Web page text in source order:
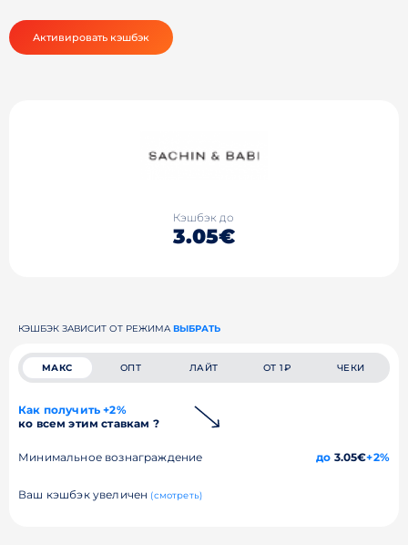
Активировать кэшбэк
Кэшбэк до
3.05€
КЭШБЭК ЗАВИСИТ ОТ РЕЖИМА ВЫБРАТЬ
МАКС ОПТ ЛАЙТ ОТ 1₽ ЧЕКИ
Как получить +2%
ко всем этим ставкам ?
Минимальное вознаграждение до 3.05€+2%
Ваш кэшбэк увеличен (смотреть)